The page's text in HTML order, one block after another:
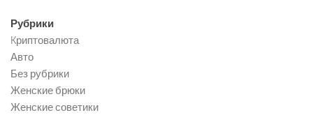
Рубрики
Kриптовалюта
Авто
Без рубрики
Женские брюки
Женские советики